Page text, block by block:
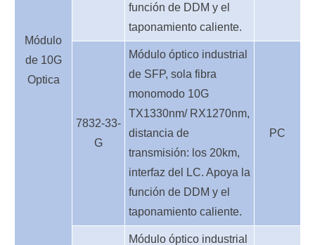
Módulo
de 10G
Optica
función de DDM y el
taponamiento caliente.
7832-33-
G
Módulo óptico industrial
de SFP, sola fibra
monomodo 10G
TX1330nm/ RX1270nm,
distancia de
transmisión: los 20km,
interfaz del LC. Apoya la
función de DDM y el
taponamiento caliente.
PC
Módulo óptico industrial